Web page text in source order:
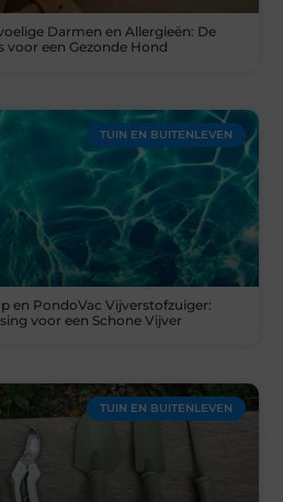
Darmen en Allergieën: De
voor een Gezonde Hond
TUIN EN BUITENLEVEN
en PondoVac Vijverstofzuiger:
voor een Schone Vijver
TUIN EN BUITENLEVEN